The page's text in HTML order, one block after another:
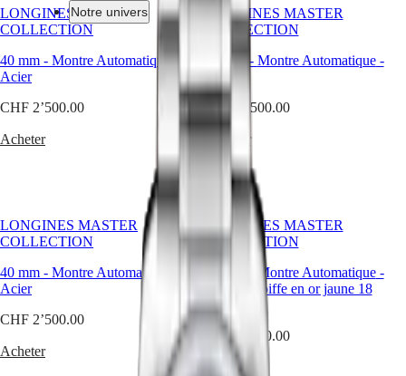
Notre univers
Montres
COLLECTION
CHRONOGRAPH
COLLECTION
MOONPHASE
THE
LONGINES
COLLECTION
GMT
Conquest
Afrique
Africa
Amérique
(Fr)
México
United
States
Asie-
Pacifique
中
LONGINES MASTER
COLLECTION
40 mm - Montre Automatique-
Acier
CHF 2’500.00
Acheter
LONGINES MASTER
COLLECTION
40 mm- Montre Automatique-
Acier
CHF 2’500.00
Acheter
LONGINES MASTER
COLLECTION
40 mm - Montre Automatique
Acier
CHF 2’500.00
Acheter
LONGINES MASTER
COLLECTION
Montre Automatique-
Acier et coiffe en or jaune 18
carats
CHF 4’050.00
Acheter